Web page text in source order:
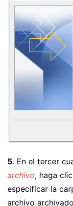
5. En el tercer
archivo, haga
especificar la
archivo